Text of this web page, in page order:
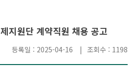
지원단 계약직원 채용 공고
등록일 : 2025-04-16 조회수 : 1198